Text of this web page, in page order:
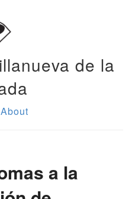
de la
About
a la